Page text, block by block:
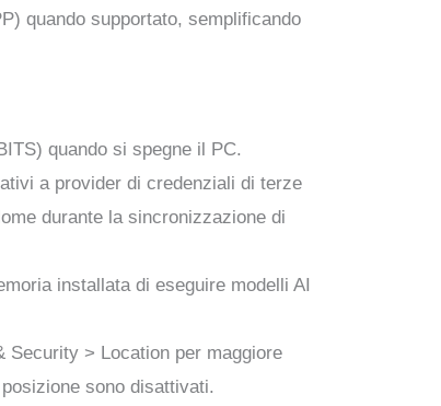
quando supportato, semplificando
quando si spegne il PC.
a provider di credenziali di terze
durante la sincronizzazione di
installata di eseguire modelli AI
> Location per maggiore
sono disattivati.